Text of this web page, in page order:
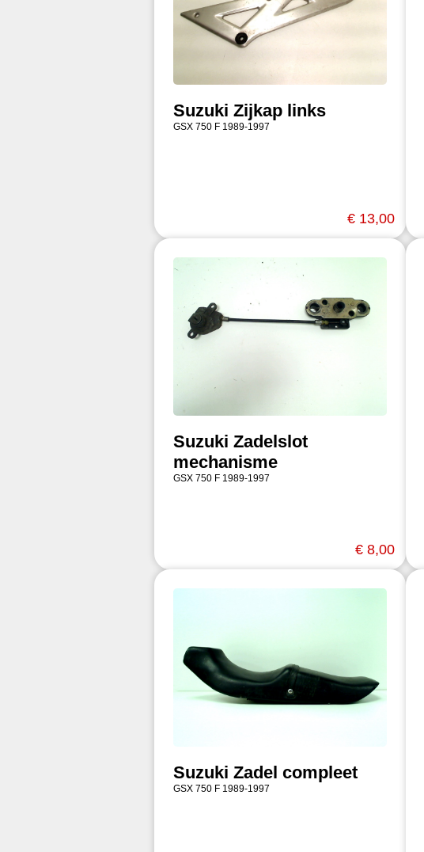
Suzuki Zijkap links
GSX 750 F 1989-1997
€ 13,00
Suzuki Zadelslot
mechanisme
GSX 750 F 1989-1997
€ 8,00
Suzuki Zadel compleet
GSX 750 F 1989-1997